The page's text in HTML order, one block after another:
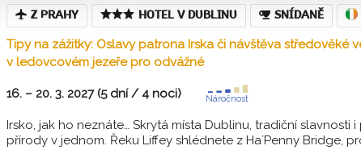
Z PRAHY HOTEL V DUBLINU SNÍDANĚ
Tipy na zážitky: Oslavy patrona Irska či návštěva středověké
v ledovcovém jezeře pro odvážné
16. – 20. 3. 2027 (5 dní / 4 noci) Náročnost
Irsko, jak ho neznáte… Skrytá místa Dublinu, tradiční slavnosti
přírody v jednom. Řeku Liffey shlédnete z Ha´Penny Bridge,